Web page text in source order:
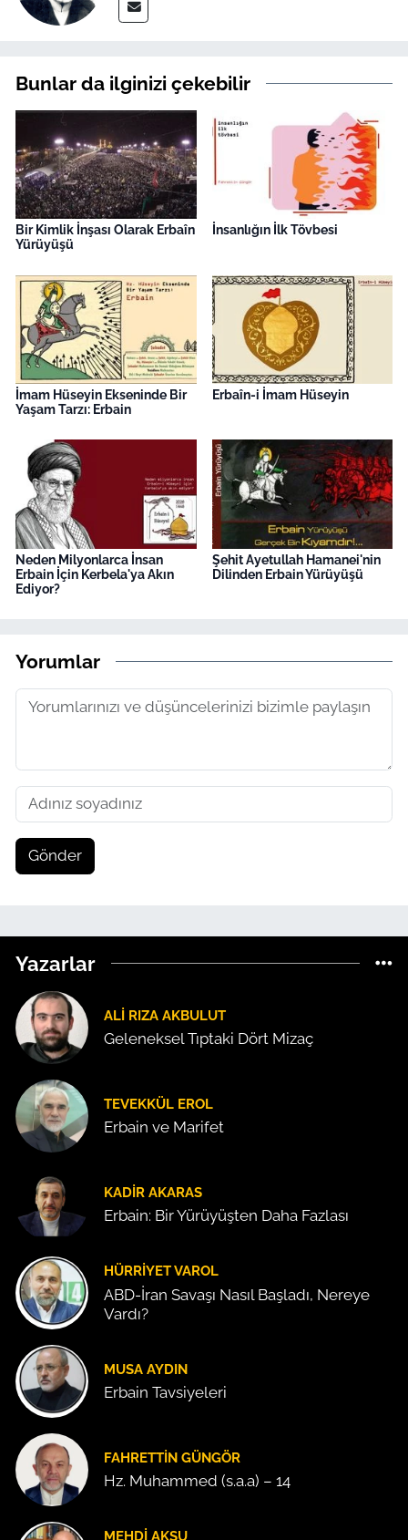
Bunlar da ilginizi çekebilir
Bir Kimlik İnşası Olarak Erbaîn
Yürüyüşü
İnsanlığın İlk Tövbesi
İmam Hüseyin Ekseninde Bir
Yaşam Tarzı: Erbain
Erbaîn-i İmam Hüseyin
Neden Milyonlarca İnsan
Erbain İçin Kerbela'ya Akın
Ediyor?
Şehit Ayetullah Hamanei'nin
Dilinden Erbain Yürüyüşü
Yorumlar
Gönder
Yazarlar
ALI RIZA AKBULUT
Geleneksel Tıptaki Dört Mizaç
TEVEKKÜL EROL
Erbain ve Marifet
KADIR AKARAS
Erbain: Bir Yürüyüşten Daha Fazlası
HÜRRIYET VAROL
ABD-İran Savaşı Nasıl Başladı, Nereye
Vardı?
MUSA AYDIN
Erbain Tavsiyeleri
FAHRETTIN GÜNGÖR
Hz. Muhammed (s.a.a) – 14
MEHDI AKSU